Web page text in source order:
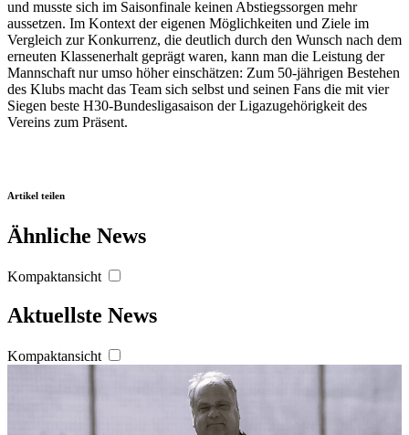
und musste sich im Saisonfinale keinen Abstiegssorgen mehr
aussetzen. Im Kontext der eigenen Möglichkeiten und Ziele im
Vergleich zur Konkurrenz, die deutlich durch den Wunsch nach dem
erneuten Klassenerhalt geprägt waren, kann man die Leistung der
Mannschaft nur umso höher einschätzen: Zum 50-jährigen Bestehen
des Klubs macht das Team sich selbst und seinen Fans die mit vier
Siegen beste H30-Bundesligasaison der Ligazugehörigkeit des
Vereins zum Präsent.
Artikel teilen
Ähnliche News
Kompaktansicht
Aktuellste News
Kompaktansicht